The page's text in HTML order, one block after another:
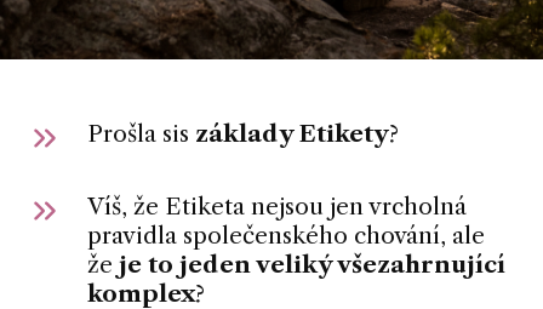
Prošla sis základy Etikety?
Víš, že Etiketa nejsou jen vrcholná
pravidla společenského chování, ale
žeje to jeden veliký všezahrnující
komplex?